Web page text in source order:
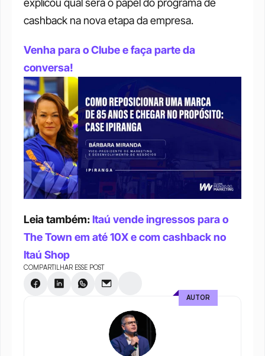
explicou qual será o papel do programa de
cashback na nova etapa da empresa.
Venha para o Clube e faça parte da
conversa!
Leia também: Itaú vende ingressos para o
The Town em até 10X e com cashback no
Itaú Shop
COMPARTILHAR ESSE POST
AUTOR